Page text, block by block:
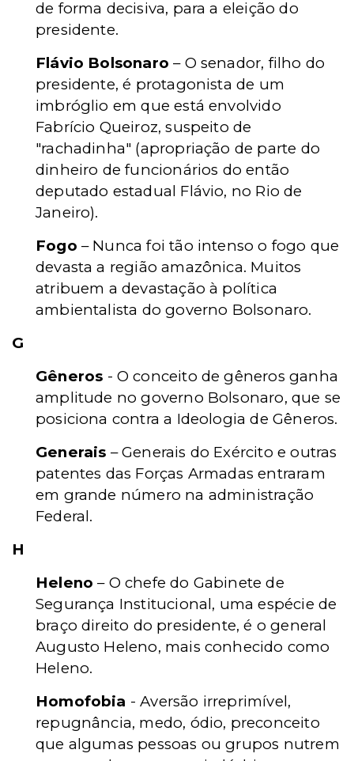
de forma decisiva, para a eleição do
presidente.
Flávio Bolsonaro – O senador, filho do
presidente, é protagonista de um
imbróglio em que está envolvido
Fabrício Queiroz, suspeito de
"rachadinha" (apropriação de parte do
dinheiro de funcionários do então
deputado estadual Flávio, no Rio de
Janeiro).
Fogo – Nunca foi tão intenso o fogo que
devasta a região amazônica. Muitos
atribuem a devastação à política
ambientalista do governo Bolsonaro.
G
Gêneros - O conceito de gêneros ganha
amplitude no governo Bolsonaro, que se
posiciona contra a Ideologia de Gêneros.
Generais – Generais do Exército e outras
patentes das Forças Armadas entraram
em grande número na administração
Federal.
H
Heleno – O chefe do Gabinete de
Segurança Institucional, uma espécie de
braço direito do presidente, é o general
Augusto Heleno, mais conhecido como
Heleno.
Homofobia - Aversão irreprimível,
repugnância, medo, ódio, preconceito
que algumas pessoas ou grupos nutrem